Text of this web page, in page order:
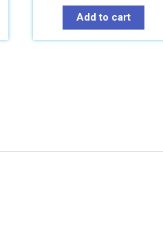
Add to cart